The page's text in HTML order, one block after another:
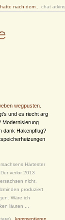
nach dem... chat atkins
wegpusten.
und es riecht arg
Modernisierung
dank Hakenpflug?
Härtester
verlor 2013
nicht.
produziert
Wäre ich
läuten ...
kommentieren